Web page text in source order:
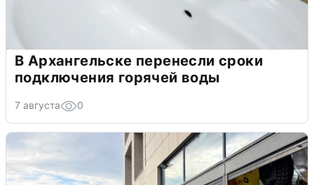
В Архангельске перенесли сроки
подключения горячей воды
7 августа 0